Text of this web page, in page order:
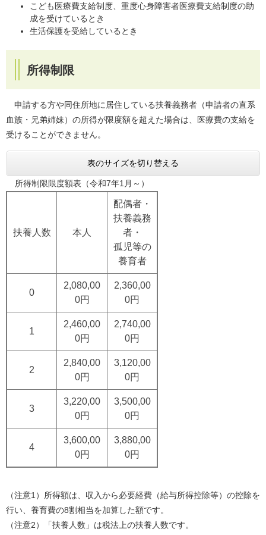
こども医療費支給制度、重度心身障害者医療費支給制度の助
成を受けているとき
生活保護を受給しているとき
所得制限
申請する方や同住所地に居住している扶養義務者（申請者の直系
血族・兄弟姉妹）の所得が限度額を超えた場合は、医療費の支給を
受けることができません。
表のサイズを切り替える
所得制限限度額表（令和7年1月～）
扶養人数 本人
配偶者・
扶養義務
者・
孤児等の
養育者
0
2,080,00
0円
2,360,00
0円
1
2,460,00
0円
2,740,00
0円
2
2,840,00
0円
3,120,00
0円
3
3,220,00
0円
3,500,00
0円
4
3,600,00
0円
3,880,00
0円
（注意1）所得額は、収入から必要経費（給与所得控除等）の控除を
行い、養育費の8割相当を加算した額です。
（注意2）「扶養人数」は税法上の扶養人数です。